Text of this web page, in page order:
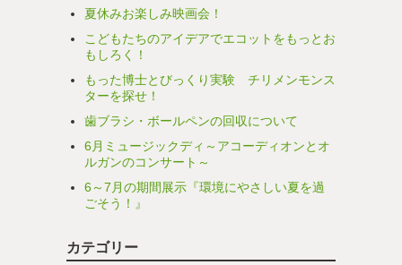
夏休みお楽しみ映画会！
こどもたちのアイデアでエコットをもっとお
もしろく！
もった博士とびっくり実験 チリメンモンス
ターを探せ！
歯ブラシ・ボールペンの回収について
6月ミュージックディ～アコーディオンとオ
ルガンのコンサート～
6～7月の期間展示『環境にやさしい夏を過
ごそう！』
カテゴリー